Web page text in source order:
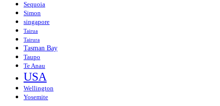
Sequoia
Simon
singapore
Tairua
Tairura
Tasman Bay
Taupo
Te Anau
USA
Wellington
Yosemite